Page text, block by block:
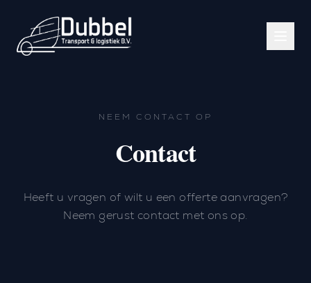
NEEM CONTACT OP
Contact
Heeft u vragen of wilt u een offerte aanvragen?
Neem gerust contact met ons op.